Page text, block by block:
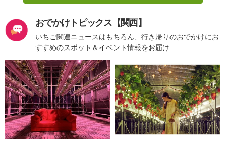
おでかけトピックス【関西】
いちご関連ニュースはもちろん、行き帰りのおでかけにお
すすめのスポット＆イベント情報をお届け